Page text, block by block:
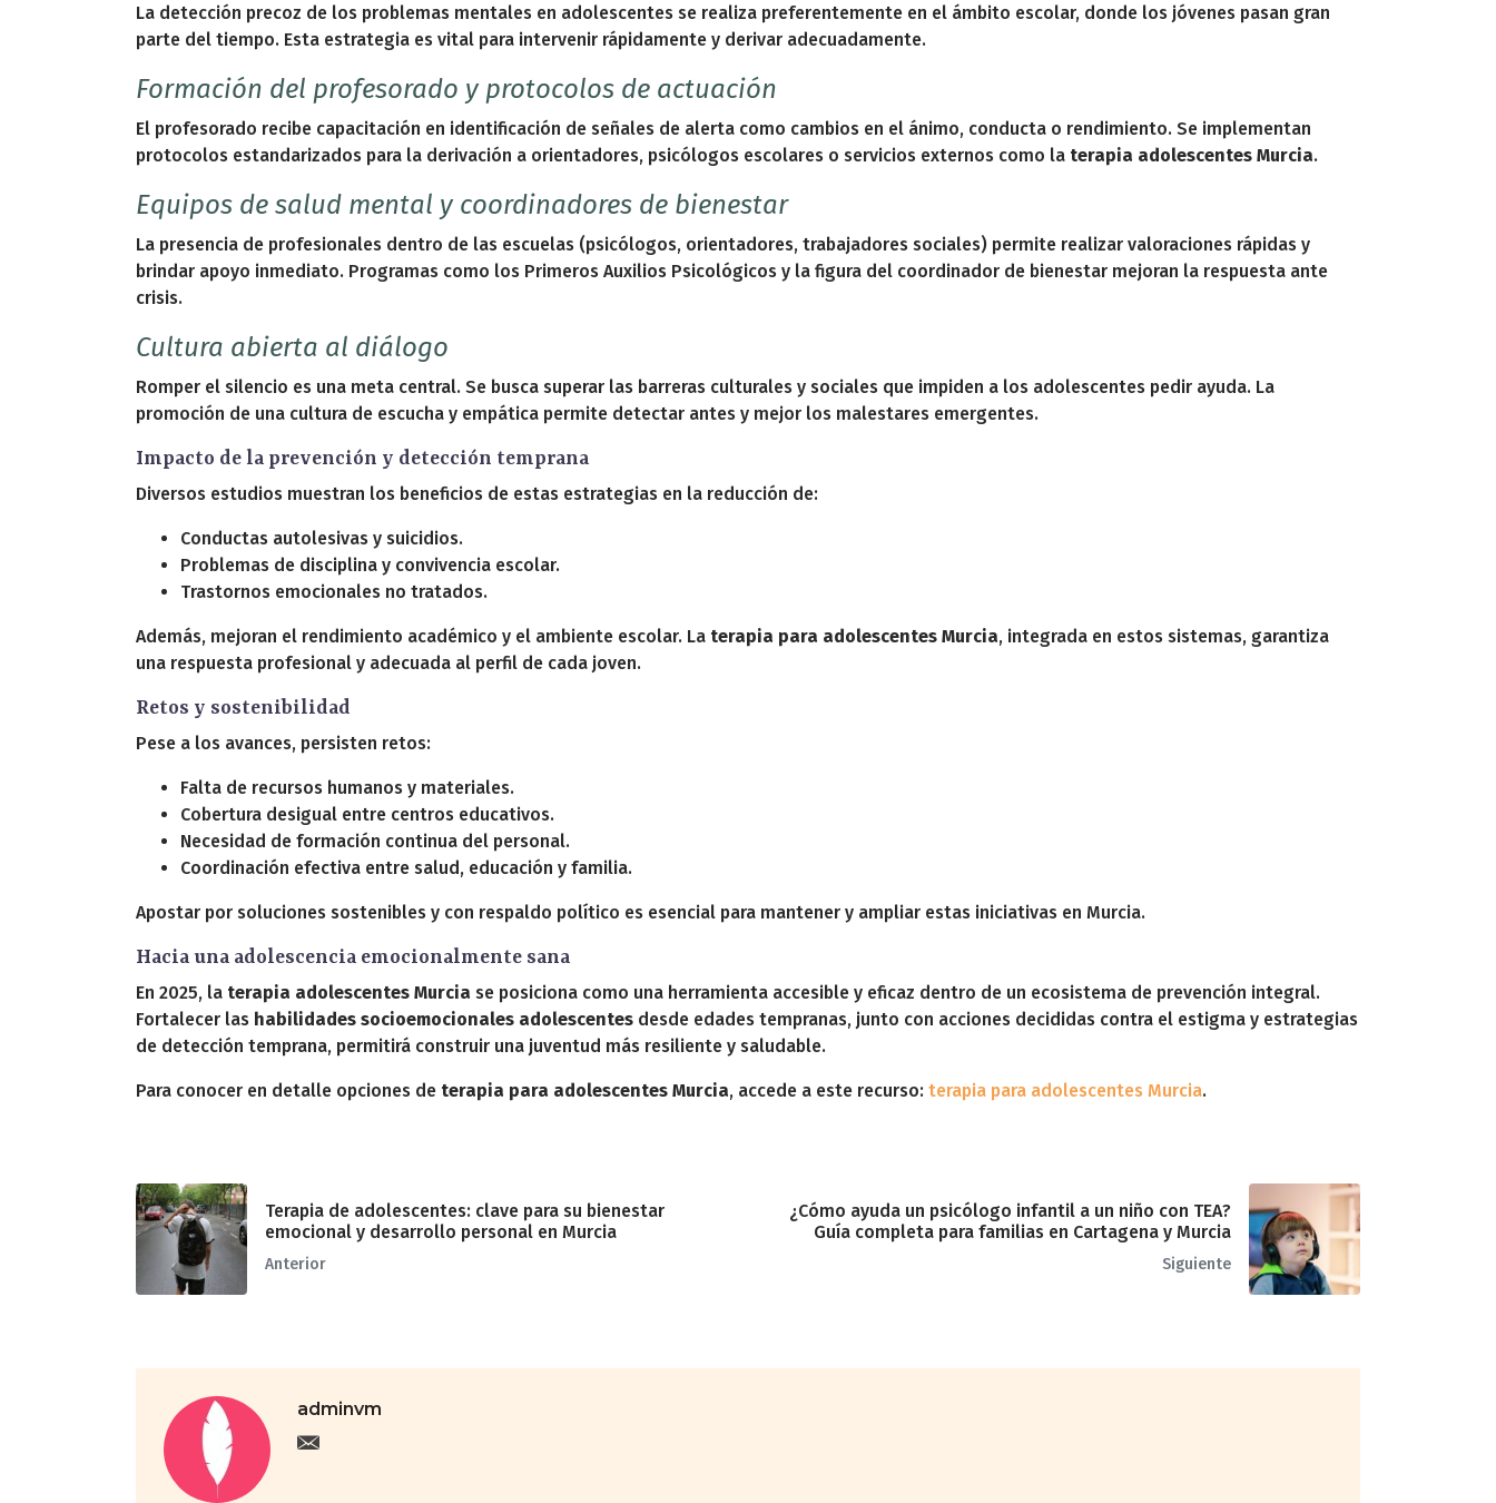
La detección precoz de los problemas mentales en adolescentes se realiza preferentemente en el ámbito escolar, donde los jóvenes pasan gran
parte del tiempo. Esta estrategia es vital para intervenir rápidamente y derivar adecuadamente.
Formación del profesorado y protocolos de actuación
El profesorado recibe capacitación en identificación de señales de alerta como cambios en el ánimo, conducta o rendimiento. Se implementan
protocolos estandarizados para la derivación a orientadores, psicólogos escolares o servicios externos como la terapia adolescentes Murcia.
Equipos de salud mental y coordinadores de bienestar
La presencia de profesionales dentro de las escuelas (psicólogos, orientadores, trabajadores sociales) permite realizar valoraciones rápidas y
brindar apoyo inmediato. Programas como los Primeros Auxilios Psicológicos y la figura del coordinador de bienestar mejoran la respuesta ante
crisis.
Cultura abierta al diálogo
Romper el silencio es una meta central. Se busca superar las barreras culturales y sociales que impiden a los adolescentes pedir ayuda. La
promoción de una cultura de escucha y empática permite detectar antes y mejor los malestares emergentes.
Impacto de la prevención y detección temprana
Diversos estudios muestran los beneficios de estas estrategias en la reducción de:
Conductas autolesivas y suicidios.
Problemas de disciplina y convivencia escolar.
Trastornos emocionales no tratados.
Además, mejoran el rendimiento académico y el ambiente escolar. La terapia para adolescentes Murcia, integrada en estos sistemas, garantiza
una respuesta profesional y adecuada al perfil de cada joven.
Retos y sostenibilidad
Pese a los avances, persisten retos:
Falta de recursos humanos y materiales.
Cobertura desigual entre centros educativos.
Necesidad de formación continua del personal.
Coordinación efectiva entre salud, educación y familia.
Apostar por soluciones sostenibles y con respaldo político es esencial para mantener y ampliar estas iniciativas en Murcia.
Hacia una adolescencia emocionalmente sana
En 2025, la terapia adolescentes Murcia se posiciona como una herramienta accesible y eficaz dentro de un ecosistema de prevención integral.
Fortalecer las habilidades socioemocionales adolescentes desde edades tempranas, junto con acciones decididas contra el estigma y estrategias
de detección temprana, permitirá construir una juventud más resiliente y saludable.
Para conocer en detalle opciones de terapia para adolescentes Murcia, accede a este recurso: terapia para adolescentes Murcia.
Terapia de adolescentes: clave para su bienestar
emocional y desarrollo personal en Murcia
Anterior
¿Cómo ayuda un psicólogo infantil a un niño con TEA?
Guía completa para familias en Cartagena y Murcia
Siguiente
adminvm